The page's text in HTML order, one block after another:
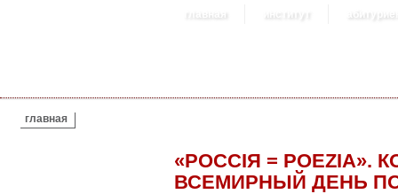
главная институт
ВЫ ЗДЕСЬ
главная
«РОССIЯ = POEZIA».
ВСЕМИРНЫЙ ДЕНЬ